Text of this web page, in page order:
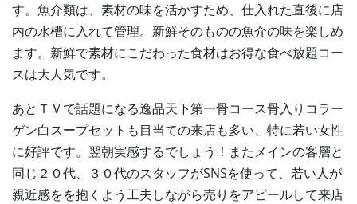
す。魚介類は、素材の味を活かすため、仕入れた直後に店
内の水槽に入れて管理。新鮮そのものの魚介の味を楽しめ
ます。新鮮で素材にこだわった食材はお得な食べ放題コー
スは大人気です。
あとＴＶで話題になる逸品天下第一骨コース骨入りコラー
ゲン白スープセットも目当ての来店も多い、特に若い女性
に好評です。翌朝実感するでしょう！またメインの客層と
同じ２０代、３０代のスタッフがSNSを使って、若い人が
親近感をを抱くよう工夫しながら売りをアピールして来店